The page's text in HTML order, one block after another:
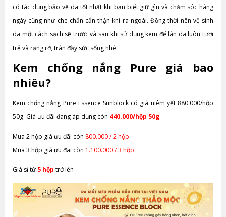
có tác dụng bảo vệ da tốt nhất khi bạn biết giữ gìn và chăm sóc hàng
ngày cũng như che chắn cẩn thận khi ra ngoài. Đồng thời nên vệ sinh
da một cách sạch sẽ trước và sau khi sử dụng kem để làn da luôn tươi
trẻ và rạng rỡ, tràn đầy sức sống nhé.
Kem chống nắng Pure giá bao
nhiêu?
Kem chống nắng Pure Essence Sunblock có giá niêm yết 880.000/hộp
50g. Giá ưu đãi đang áp dụng còn 440.000/hộp 50g.
Mua 2 hộp giá ưu đãi còn 800.000 / 2 hộp
Mua 3 hộp giá ưu đãi còn 1.100.000 / 3 hộp
Giá sỉ từ5 hộp trở lên